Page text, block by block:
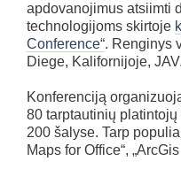
apdovanojimus atsiimti
technologijoms skirtoje
Conference“. Renginys
Diege, Kalifornijoje, JAV.
Konferenciją
80 tarptautinių
200 šalyse. Tarp
Maps for Office“,